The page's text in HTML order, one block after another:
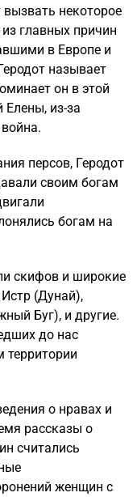
некоторое
главных причин
в Европе и
называет
он в этой
Елены, из-за
персов, Геродот
своим богам
богам на
скифов и широкие
(Дунай),
Буг), и другие.
до нас
территории
о нравах и
рассказы о
считались
женщин с